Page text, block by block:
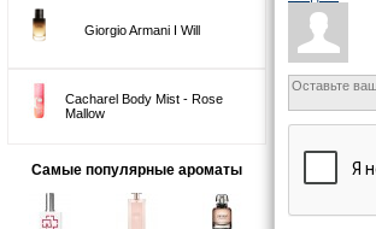
Giorgio Armani I Will
Cacharel Body Mist - Rose
Mallow
Самые популярные ароматы